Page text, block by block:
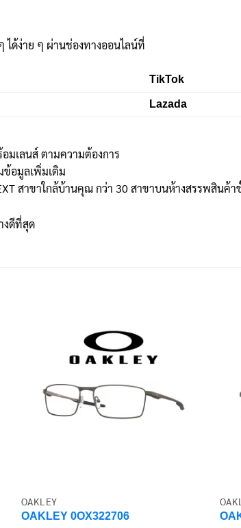
ด้ง่าย ๆ ผ่านช่องทางออนไลน์ที่
TikTok
Lazada
มเลนส์ ตามความต้องการ
ข้อมูลเพิ่มเติม
สาขาใกล้บ้านคุณ กว่า 30 สาขาบนห้างสรรพสินค้
งดีที่สุด
OAKLEY
OAKLEY 0OX322706